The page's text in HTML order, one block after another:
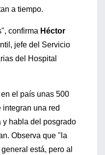
a tiempo.
confirma Héctor
jefe del Servicio
del Hospital
el país unas 500
una red
y habla del posgrado
Observa que "la
está, pero al